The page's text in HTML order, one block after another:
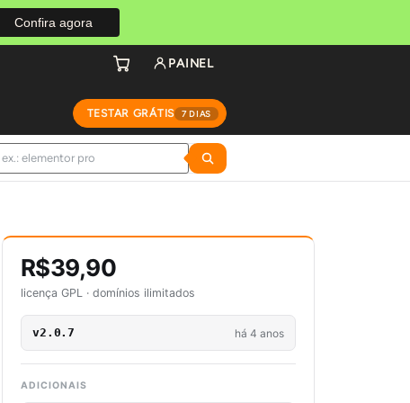
Confira agora
TESTAR GRÁTIS 7 DIAS
PAINEL
R$39,90
licença GPL · domínios ilimitados
v2.0.7 há 4 anos
ADICIONAIS